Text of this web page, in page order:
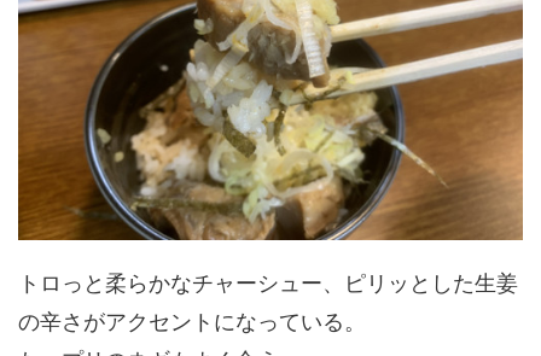
トロっと柔らかなチャーシュー、ピリッとした生姜
の辛さがアクセントになっている。